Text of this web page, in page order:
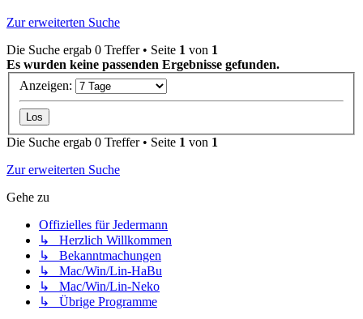
Zur erweiterten Suche
Die Suche ergab 0 Treffer • Seite 1 von 1
Es wurden keine passenden Ergebnisse gefunden.
Anzeigen:
Die Suche ergab 0 Treffer • Seite 1 von 1
Zur erweiterten Suche
Gehe zu
Offizielles für Jedermann
↳ Herzlich Willkommen
↳ Bekanntmachungen
↳ Mac/Win/Lin-HaBu
↳ Mac/Win/Lin-Neko
↳ Übrige Programme